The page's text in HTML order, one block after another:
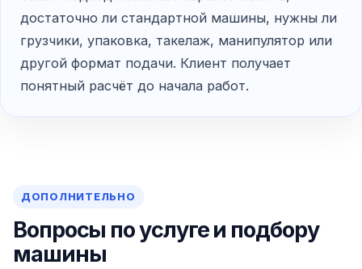
достаточно ли стандартной машины, нужны ли
грузчики, упаковка, такелаж, манипулятор или
другой формат подачи. Клиент получает
понятный расчёт до начала работ.
ДОПОЛНИТЕЛЬНО
Вопросы по услуге и подбору
машины